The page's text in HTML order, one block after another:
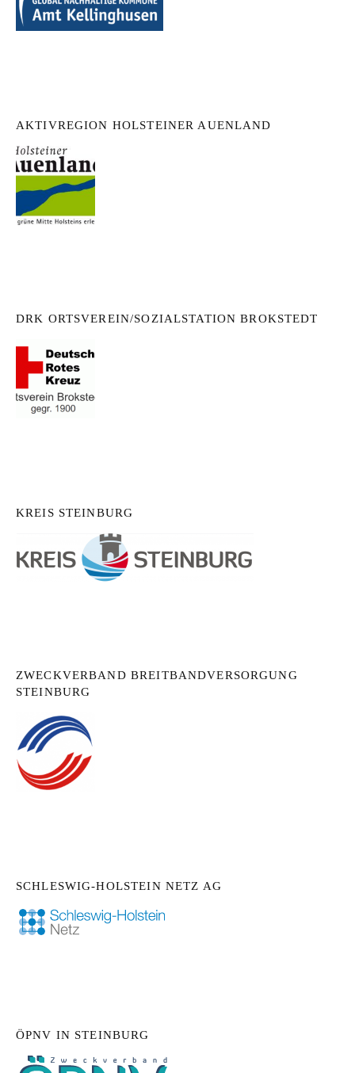
AKTIVREGION HOLSTEINER AUENLAND
DRK ORTSVEREIN/SOZIALSTATION BROKSTEDT
KREIS STEINBURG
ZWECKVERBAND BREITBANDVERSORGUNG
STEINBURG
SCHLESWIG-HOLSTEIN NETZ AG
ÖPNV IN STEINBURG